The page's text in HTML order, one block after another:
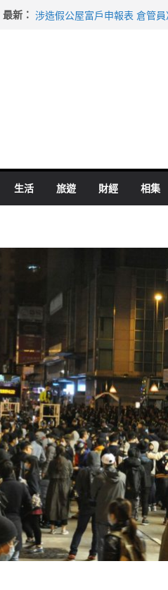
最新： 性罪行修例獲九成支持 鄧炳強
生活 旅遊 財經 相集